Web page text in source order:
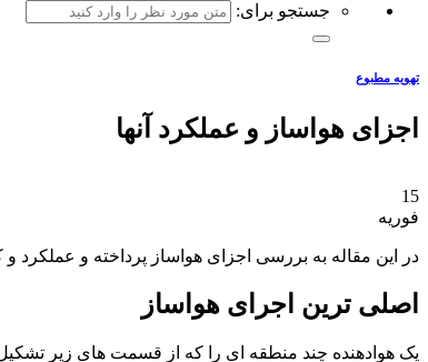
جستجو برای:
تهویه مطبوع
اجزای هواساز و عملکرد آنها
15
فوریه
در این مقاله به بررسی اجزای هواساز پرداخته و
اصلی ترین اجرای هواساز
یک هوادهنده چند منطقه ای را که از قسمت های زیر